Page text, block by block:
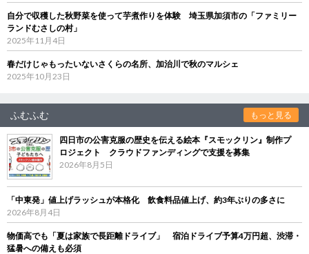
自分で収穫した秋野菜を使って芋煮作りを体験 埼玉県加須市の「ファミリー
ランドむさしの村」
2025年11月4日
春だけじゃもったいないさくらの名所、加治川で秋のマルシェ
2025年10月23日
ふむふむ もっと見る
四日市の公害克服の歴史を伝える絵本『スモックリン』制作プ
ロジェクト クラウドファンディングで支援を募集
2026年8月5日
「中東発」値上げラッシュが本格化 飲食料品値上げ、約3年ぶりの多さに
2026年8月4日
物価高でも「夏は家族で長距離ドライブ」 宿泊ドライブ予算4万円超、渋滞・
猛暑への備えも必須